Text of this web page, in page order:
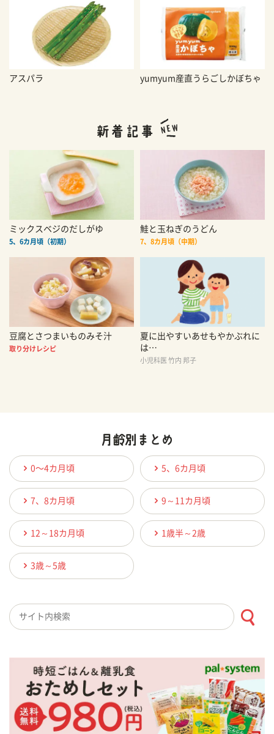
アスパラ yumyum産直うらごしかぼちゃ
ミックスベジのだしがゆ
5、6カ月頃（初期）
鮭と玉ねぎのうどん
7、8カ月頃（中期）
豆腐とさつまいものみそ汁
取り分けレシピ
夏に出やすいあせもやかぶれに
は…
小児科医 竹内 邦子
0〜4カ月頃 5、6カ月頃
7、8カ月頃 9～11カ月頃
12～18カ月頃 1歳半～2歳
3歳～5歳
検索キーワード入力